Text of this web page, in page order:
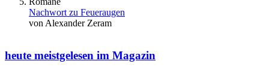
Nachwort zu Feueraugen
von Alexander Zeram
heute meistgelesen im Magazin